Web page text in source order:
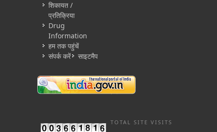
शिकायत /
प्रतिक्रिया
Drug
Information
हम तक पहुंचें
संपर्क करें
साइटमैप
TOTAL SITE VISITS